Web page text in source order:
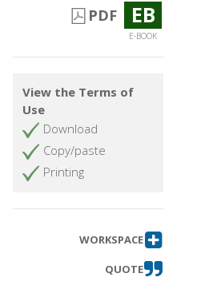
PDF EB
E-BOOK
View the Terms of
Use
Download
Copy/paste
Printing
WORKSPACE
QUOTE